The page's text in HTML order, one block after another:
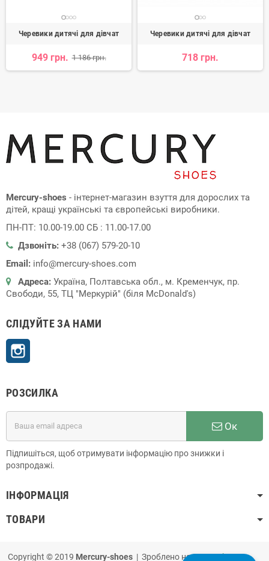
Черевики дитячі для дівчат
949 грн. 1 186 грн.
Черевики дитячі для дівчат
718 грн.
Mercury-shoes - інтернет-магазин взуття для дорослих та
дітей, кращі українські та європейські виробники.
ПН-ПТ: 10.00-19.00 СБ : 11.00-17.00
Дзвоніть: +38 (067) 579-20-10
Email: info@mercury-shoes.com
Адреса: Україна, Полтавська обл., м. Кременчук, пр.
Свободи, 55, ТЦ "Меркурій" (біля McDonald's)
СЛІДУЙТЕ ЗА НАМИ
РОЗСИЛКА
Ок
Підпишіться, щоб отримувати інформацію про знижки і
розпродажі.
ІНФОРМАЦІЯ
ТОВАРИ
Copyright © 2019 Mercury-shoes | Зроблено наPrestaShop